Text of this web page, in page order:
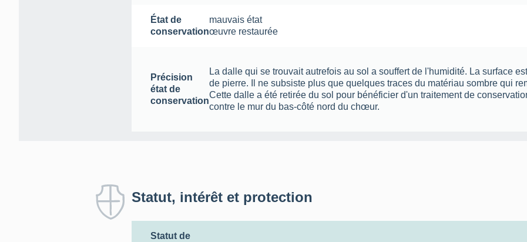
État de
conservation
mauvais état
œuvre restaurée
Précision
état de
conservation
La dalle qui se trouvait autrefois au sol a souffert de l'humidité. La surface
de pierre. Il ne subsiste plus que quelques traces du matériau sombre qui
Cette dalle a été retirée du sol pour bénéficier d'un traitement de
contre le mur du bas-côté nord du chœur.
Statut, intérêt et protection
Statut de